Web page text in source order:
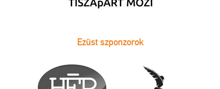
Ezüst szponzorok